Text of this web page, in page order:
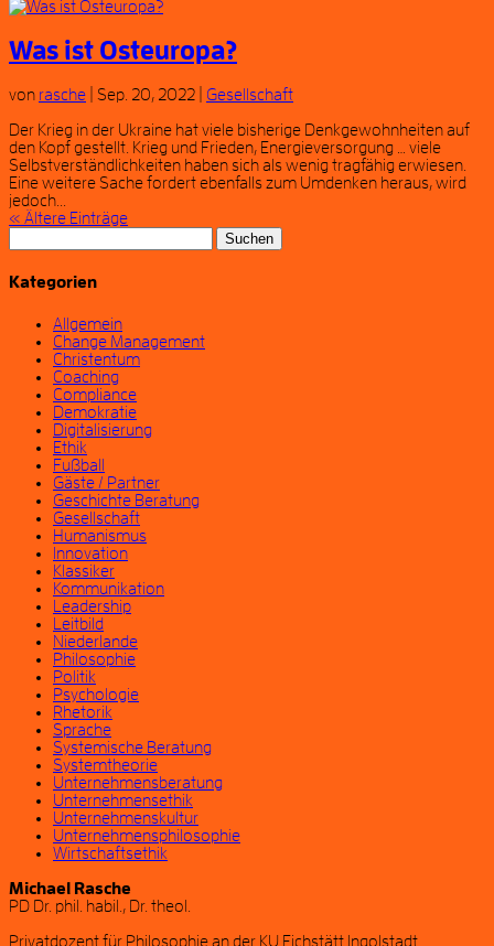
Was ist Osteuropa?
von rasche Sep. 20, 2022
Gesellschaft
Der Krieg in der Ukraine hat viele bisherige Denkgewohnheiten auf
den Kopf gestellt. Krieg und Frieden, Energieversorgung … viele
Selbstverständlichkeiten haben sich als wenig tragfähig erwiesen.
Eine weitere Sache fordert ebenfalls zum Umdenken heraus, wird
jedoch...
« Ältere Einträge
nach:
Kategorien
Allgemein
Change Management
Christentum
Coaching
Compliance
Demokratie
Digitalisierung
Ethik
Fußball
Gäste / Partner
Geschichte Beratung
Gesellschaft
Humanismus
Innovation
Klassiker
Kommunikation
Leadership
Leitbild
Niederlande
Philosophie
Politik
Psychologie
Rhetorik
Sprache
Systemische Beratung
Systemtheorie
Unternehmensberatung
Unternehmensethik
Unternehmenskultur
Unternehmensphilosophie
Wirtschaftsethik
Michael Rasche
PD Dr. phil. habil., Dr. theol.
Privatdozent für Philosophie an der KU Eichstätt Ingolstadt